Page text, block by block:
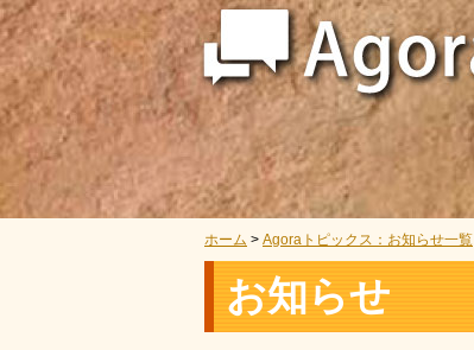
ホーム > Agoraトピックス：お知らせ一覧
お知らせ